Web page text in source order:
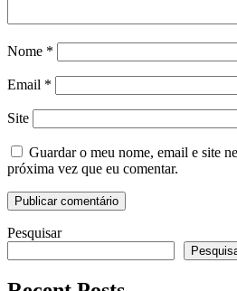
Nome *
Email *
Site
Guardar o meu nome, email e site
próxima vez que eu comentar.
Pesquisar